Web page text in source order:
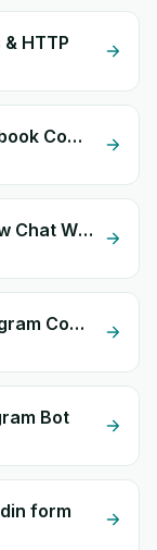
HTTP
WooCommerce + Facebook Comments
WooCommerce + eGrow Chat Widget
WooCommerce + Instagram Comment
Bot
form